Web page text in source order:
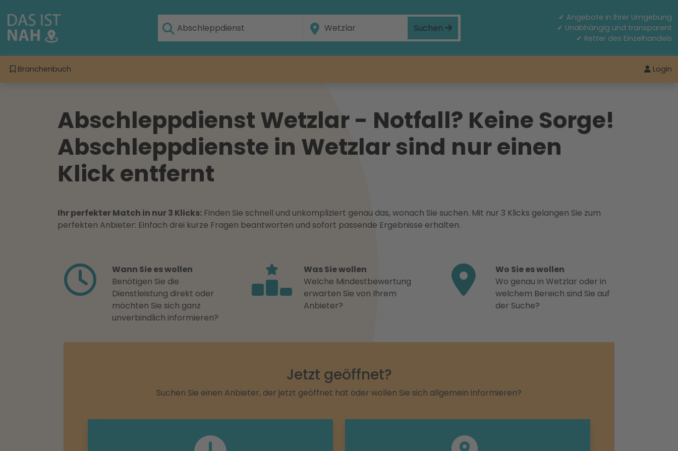
Suchen
✔ Angebote in Ihrer Umgebung
✔ Unabhängig und transparent
✔ Retter des Einzelhandels
Branchenbuch Login
Abschleppdienst Wetzlar - Notfall? Keine Sorge!
Abschleppdienste in Wetzlar sind nur einen
Klick entfernt
Ihr perfekter Match in nur 3 Klicks: Finden Sie schnell und unkompliziert genau das, wonach Sie suchen. Mit nur 3 Klicks gelangen Sie zum
perfekten Anbieter: Einfach drei kurze Fragen beantworten und sofort passende Ergebnisse erhalten.
Wann Sie es wollen
Benötigen Sie die
Dienstleistung direkt oder
möchten Sie sich ganz
unverbindlich informieren?
Was Sie wollen
Welche Mindestbewertung
erwarten Sie von Ihrem
Anbieter?
Wo Sie es wollen
Wo genau in Wetzlar oder in
welchem Bereich sind Sie auf
der Suche?
Jetzt geöffnet?
Suchen Sie einen Anbieter, der jetzt geöffnet hat oder wollen Sie sich allgemein informieren?